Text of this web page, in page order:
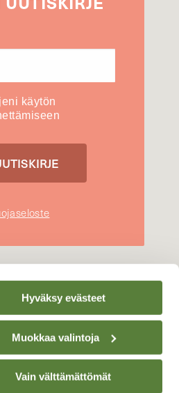
Hyväksy evästeet
Muokkaa valintoja
Vain välttämättömät
käytön